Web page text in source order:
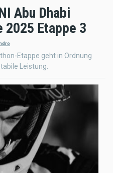
Abu Dhabi
2025 Etappe 3
Etappe geht in Ordnung
Leistung.